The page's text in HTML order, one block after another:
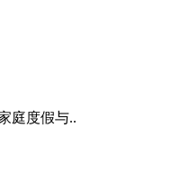
庭度假与..